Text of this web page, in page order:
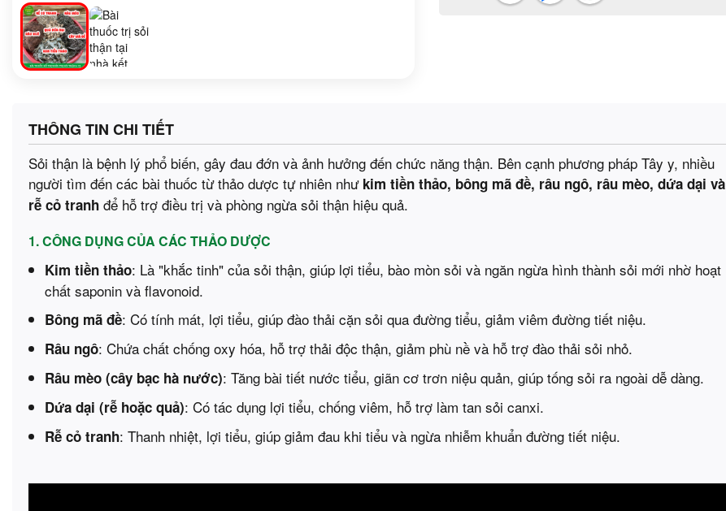
THÔNG TIN CHI TIẾT
Sỏi thận là bệnh lý phổ biến, gây đau đớn và ảnh hưởng đến chức năng thận. Bên cạnh phương pháp Tây y, nhiều
người tìm đến các bài thuốc từ thảo dược tự nhiên như kim tiền thảo, bông mã đề, râu ngô, râu mèo, dứa dại và
rễ cỏ tranh để hỗ trợ điều trị và phòng ngừa sỏi thận hiệu quả.
1. CÔNG DỤNG CỦA CÁC THẢO DƯỢC
Kim tiền thảo: Là "khắc tinh" của sỏi thận, giúp lợi tiểu, bào mòn sỏi và ngăn ngừa hình thành sỏi mới nhờ hoạt
chất saponin và flavonoid.
Bông mã đề: Có tính mát, lợi tiểu, giúp đào thải cặn sỏi qua đường tiểu, giảm viêm đường tiết niệu.
Râu ngô: Chứa chất chống oxy hóa, hỗ trợ thải độc thận, giảm phù nề và hỗ trợ đào thải sỏi nhỏ.
Râu mèo (cây bạc hà nước): Tăng bài tiết nước tiểu, giãn cơ trơn niệu quản, giúp tống sỏi ra ngoài dễ dàng.
Dứa dại (rễ hoặc quả): Có tác dụng lợi tiểu, chống viêm, hỗ trợ làm tan sỏi canxi.
Rễ cỏ tranh: Thanh nhiệt, lợi tiểu, giúp giảm đau khi tiểu và ngừa nhiễm khuẩn đường tiết niệu.